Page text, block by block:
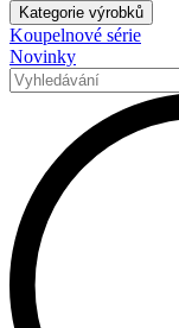
Kategorie výrobků
Koupelnové série
Novinky